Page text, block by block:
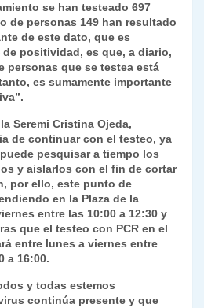
se han testeado 697
de personas 149 han resultado
de este dato, que es
de positividad, es que, a diario,
personas que se testea está
es sumamente importante
Seremi Cristina Ojeda,
de continuar con el testeo, ya
pesquisar a tiempo los
y aislarlos con el fin de cortar
por ello, este punto de
en la Plaza de la
entre las 10:00 a 12:30 y
que el testeo con PCR en el
entre lunes a viernes entre
a 16:00.
y todas estemos
continúa presente y que